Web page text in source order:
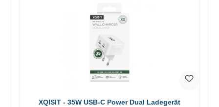
XQISIT - 35W USB-C Power Dual Ladegerät